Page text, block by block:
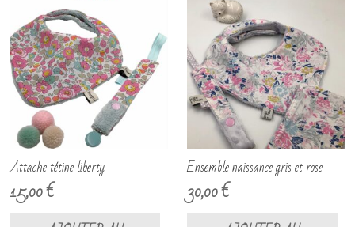
Attache tétine liberty
15,00€
Ensemble naissance gris et rose
30,00€